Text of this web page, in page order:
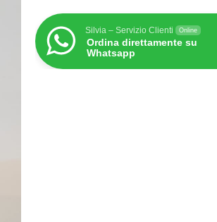
Silvia – Servizio Clienti Online
Ordina direttamente su
Whatsapp